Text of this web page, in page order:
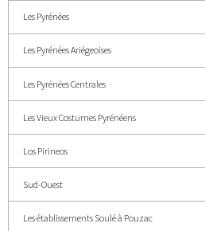
Les Pyrénées
Les Pyrénées Ariégeoises
Les Pyrénées Centrales
Les Vieux Costumes Pyrénéens
Los Pirineos
Sud-Ouest
Les établissements Soulé à Pouzac